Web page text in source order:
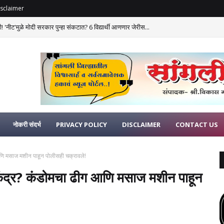
'नीट'मुळे मोदी सरकार पुन्हा संकटात? 6 विद्यार्थी आणणार जेरीस...
नोकरी संदर्भ PRIVACY POLICY DISCLAIMER CONTACT US
मसाज मशीन पाहून पोलीसही चक्रावले!
कंडोमचा ढीग आणि मसाज मशीन पाहून